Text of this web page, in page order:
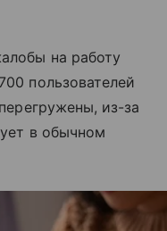
на работу
пользователей
из-за
в обычном